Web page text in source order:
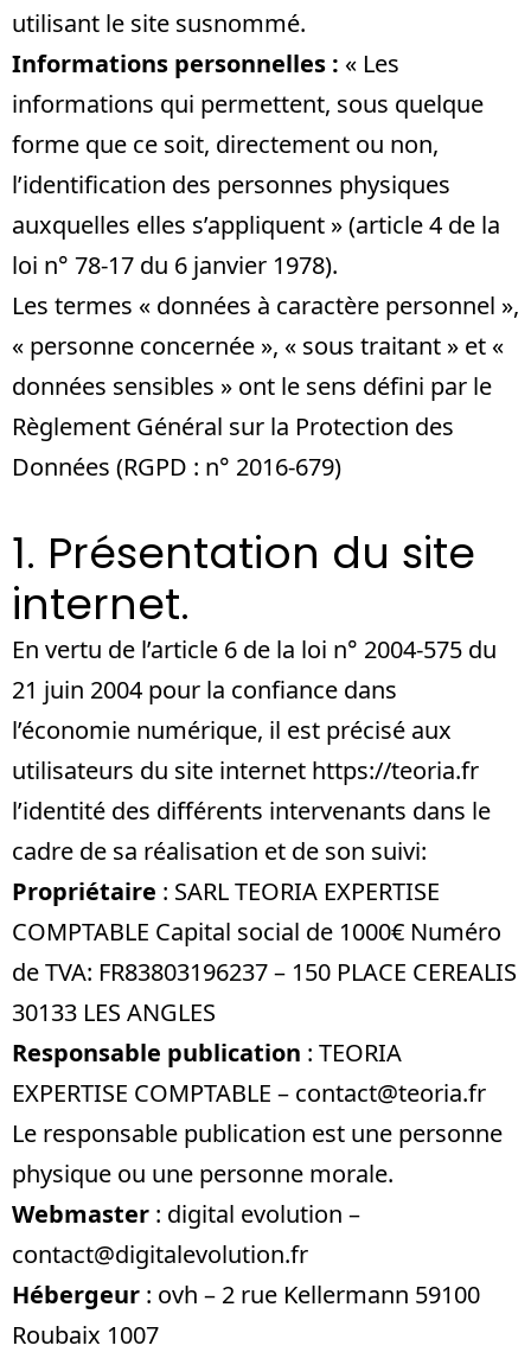
utilisant le site susnommé.
Informations personnelles : « Les
informations qui permettent, sous quelque
forme que ce soit, directement ou non,
l’identification des personnes physiques
auxquelles elles s’appliquent » (article 4 de la
loi n° 78-17 du 6 janvier 1978).
Les termes « données à caractère personnel »,
« personne concernée », « sous traitant » et «
données sensibles » ont le sens défini par le
Règlement Général sur la Protection des
Données (RGPD : n° 2016-679)
1. Présentation du site
internet.
En vertu de l’article 6 de la loi n° 2004-575 du
21 juin 2004 pour la confiance dans
l’économie numérique, il est précisé aux
utilisateurs du site internet https://teoria.fr
l’identité des différents intervenants dans le
cadre de sa réalisation et de son suivi:
Propriétaire : SARL TEORIA EXPERTISE
COMPTABLE Capital social de 1000€ Numéro
de TVA: FR83803196237 – 150 PLACE CEREALIS
30133 LES ANGLES
Responsable publication : TEORIA
EXPERTISE COMPTABLE – contact@teoria.fr
Le responsable publication est une personne
physique ou une personne morale.
Webmaster : digital evolution –
contact@digitalevolution.fr
Hébergeur : ovh – 2 rue Kellermann 59100
Roubaix 1007